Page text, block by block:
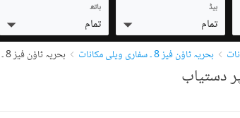
بیڈ
تمام
باتھ
تمام
بحریہ ٹاؤن فیز 8 ۔ سفاری ویلی مکانات بحریہ ٹاؤن فیز 8 ۔ عثمان بلاک مکانات